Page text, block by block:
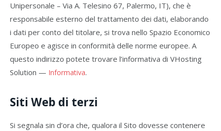
Unipersonale – Via A. Telesino 67, Palermo, IT), che è
responsabile esterno del trattamento dei dati, elaborando
i dati per conto del titolare, si trova nello Spazio Economico
Europeo e agisce in conformità delle norme europee. A
questo indirizzo potete trovare l’informativa di VHosting
Solution — Informativa.
Siti Web di terzi
Si segnala sin d’ora che, qualora il Sito dovesse contenere